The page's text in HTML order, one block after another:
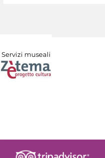
Servizi museali